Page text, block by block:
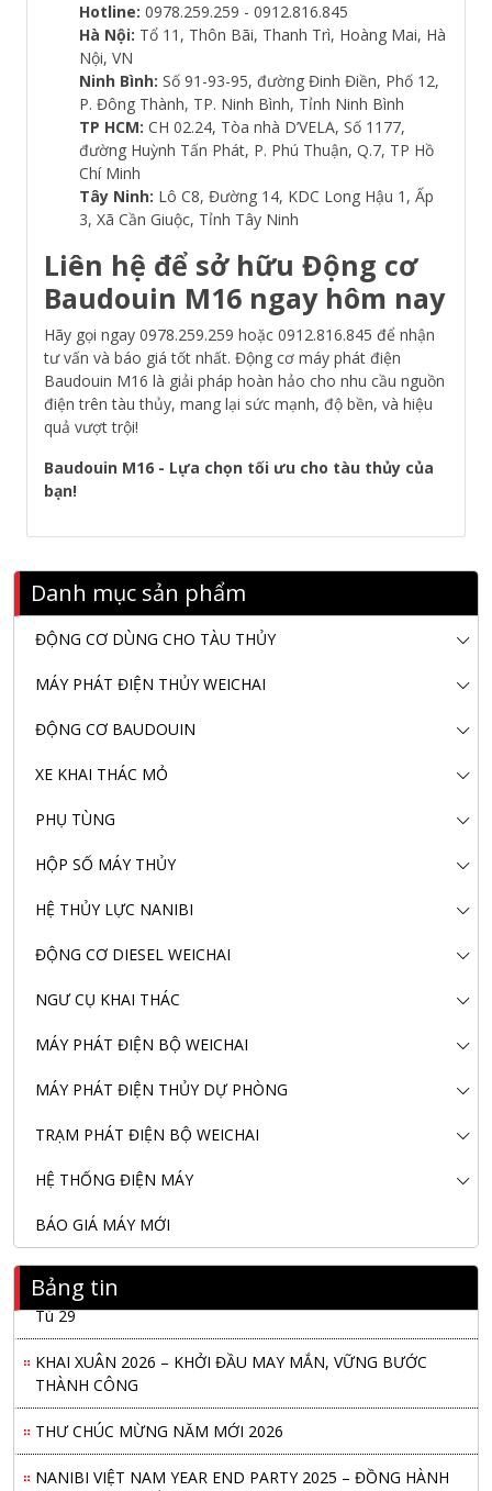
Danh mục sản phẩm
ĐỘNG CƠ DÙNG CHO TÀU THỦY
MÁY PHÁT ĐIỆN THỦY WEICHAI
ĐỘNG CƠ BAUDOUIN
XE KHAI THÁC MỎ
PHỤ TÙNG
HỘP SỐ MÁY THỦY
HỆ THỦY LỰC NANIBI
ĐỘNG CƠ DIESEL WEICHAI
NGƯ CỤ KHAI THÁC
MÁY PHÁT ĐIỆN BỘ WEICHAI
MÁY PHÁT ĐIỆN THỦY DỰ PHÒNG
TRẠM PHÁT ĐIỆN BỘ WEICHAI
HỆ THỐNG ĐIỆN MÁY
BÁO GIÁ MÁY MỚI
Bảng tin
Nanibi Cung Cấp Động Cơ Weichai Cho Tàu Vận Tải Minh
Tú 29
KHAI XUÂN 2026 – KHỞI ĐẦU MAY MẮN, VỮNG BƯỚC
THÀNH CÔNG
THƯ CHÚC MỪNG NĂM MỚI 2026
NANIBI VIỆT NAM YEAR END PARTY 2025 – ĐỒNG HÀNH
Hotline: 0978.259.259 - 0912.816.845
Hà Nội: Tổ 11, Thôn Bãi, Thanh Trì, Hoàng Mai, Hà
Nội, VN
Ninh Bình: Số 91-93-95, đường Đinh Điền, Phố 12,
P. Đông Thành, TP. Ninh Bình, Tỉnh Ninh Bình
TP HCM: CH 02.24, Tòa nhà D’VELA, Số 1177,
đường Huỳnh Tấn Phát, P. Phú Thuận, Q.7, TP Hồ
Chí Minh
Tây Ninh: Lô C8, Đường 14, KDC Long Hậu 1, Ấp
3, Xã Cần Giuộc, Tỉnh Tây Ninh
Liên hệ để sở hữu Động cơ
Baudouin M16 ngay hôm nay
Hãy gọi ngay 0978.259.259 hoặc 0912.816.845 để nhận
tư vấn và báo giá tốt nhất. Động cơ máy phát điện
Baudouin M16 là giải pháp hoàn hảo cho nhu cầu nguồn
điện trên tàu thủy, mang lại sức mạnh, độ bền, và hiệu
quả vượt trội!
Baudouin M16 - Lựa chọn tối ưu cho tàu thủy của
bạn!